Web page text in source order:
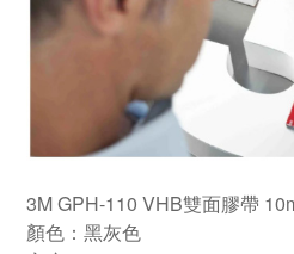
3M GPH-110 VHB雙面膠帶
顏色：黑灰色